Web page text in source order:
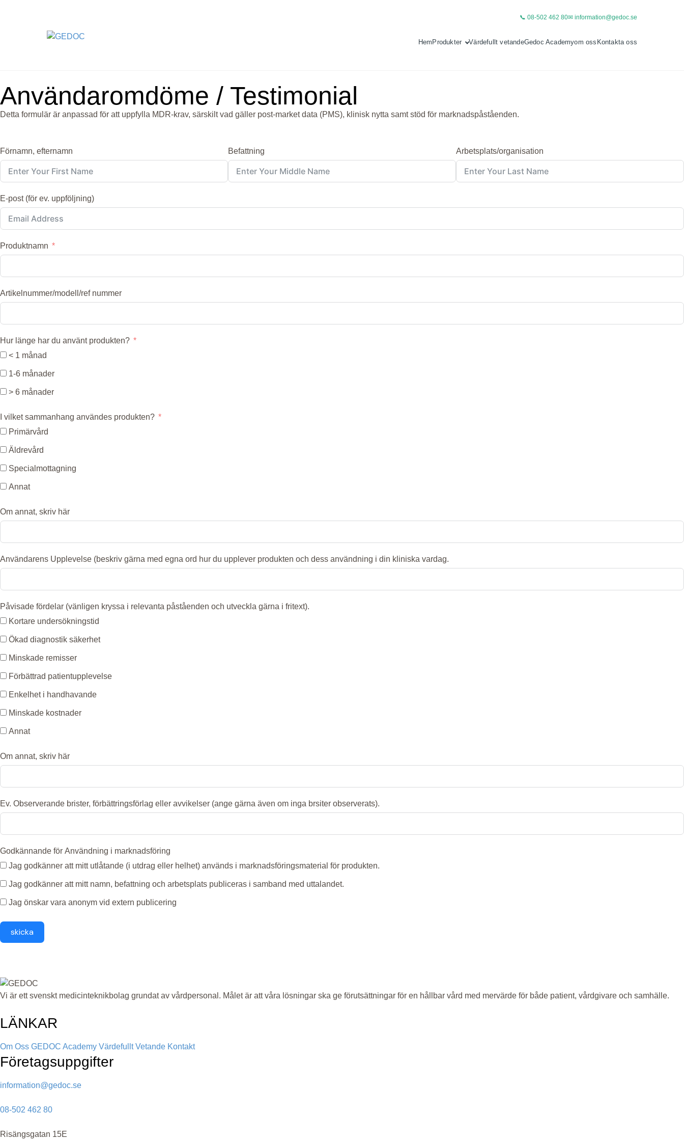
📞 08-502 462 80✉ information@gedoc.se
Hem Produkter Värdefullt vetandeGedoc Academyom oss Kontakta oss
Användaromdöme / Testimonial
Detta formulär är anpassad för att uppfylla MDR-krav, särskilt vad gäller post-market data (PMS), klinisk nytta samt stöd för marknadspåståenden.
Förnamn, efternamn Befattning Arbetsplats/organisation
E-post (för ev. uppföljning)
Produktnamn
Artikelnummer/modell/ref nummer
Hur länge har du använt produkten?
< 1 månad
1-6 månader
> 6 månader
I vilket sammanhang användes produkten?
Primärvård
Äldrevård
Specialmottagning
Annat
Om annat, skriv här
Användarens Upplevelse (beskriv gärna med egna ord hur du upplever produkten och dess användning i din kliniska vardag.
Påvisade fördelar (vänligen kryssa i relevanta påståenden och utveckla gärna i fritext).
Kortare undersökningstid
Ökad diagnostik säkerhet
Minskade remisser
Förbättrad patientupplevelse
Enkelhet i handhavande
Minskade kostnader
Annat
Om annat, skriv här
Ev. Observerande brister, förbättringsförlag eller avvikelser (ange gärna även om inga brsiter observerats).
Godkännande för Användning i marknadsföring
Jag godkänner att mitt utlåtande (i utdrag eller helhet) används i marknadsföringsmaterial för produkten.
Jag godkänner att mitt namn, befattning och arbetsplats publiceras i samband med uttalandet.
Jag önskar vara anonym vid extern publicering
skicka
Vi är ett svenskt medicinteknikbolag grundat av vårdpersonal. Målet är att våra lösningar ska ge förutsättningar för en hållbar vård med mervärde för både patient, vårdgivare och samhälle.
LÄNKAR
Om Oss GEDOC Academy Värdefullt Vetande Kontakt
Företagsuppgifter
information@gedoc.se
08-502 462 80
Risängsgatan 15E